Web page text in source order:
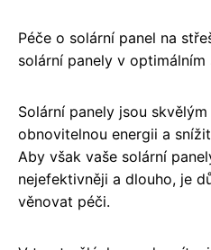
Péče o solární panel na
solární panely v optimálním
Solární panely jsou
obnovitelnou energii a
Aby však vaše solární
nejefektivněji a dlouho, je
věnovat péči.